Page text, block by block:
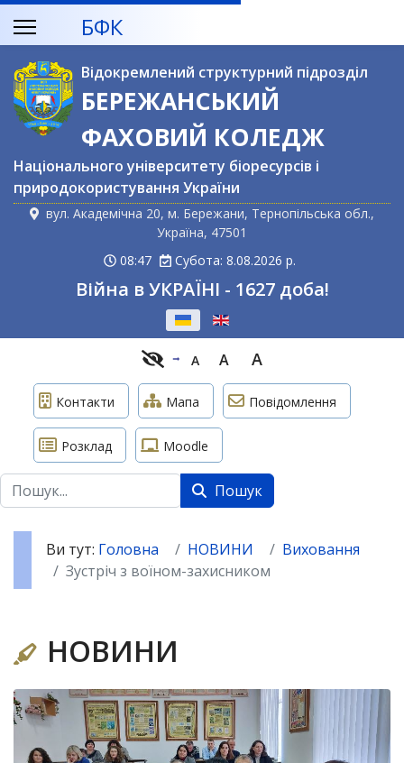
БФК
Відокремлений структурний підрозділ
БЕРЕЖАНСЬКИЙ
ФАХОВИЙ КОЛЕДЖ
Національного університету біоресурсів і
природокористування України
вул. Академічна 20, м. Бережани, Тернопільська обл.,
Україна, 47501
08:47
Субота: 8.08.2026 р.
Війна в УКРАЇНІ - 1627 доба!
A A A
Контакти Мапа Повідомлення
Розклад Moodle
Пошук Пошук
Ви тут: Головна НОВИНИ
Виховання
Зустріч з воїном-захисником
НОВИНИ